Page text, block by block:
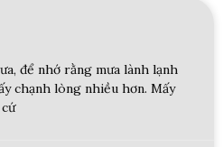
để nhớ rằng mưa lành lạnh
chạnh lòng nhiều hơn. Mấy